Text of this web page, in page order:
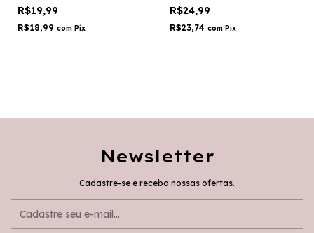
R$19,99
R$18,99 com Pix
R$24,99
R$23,74 com Pix
Newsletter
Cadastre-se e receba nossas ofertas.